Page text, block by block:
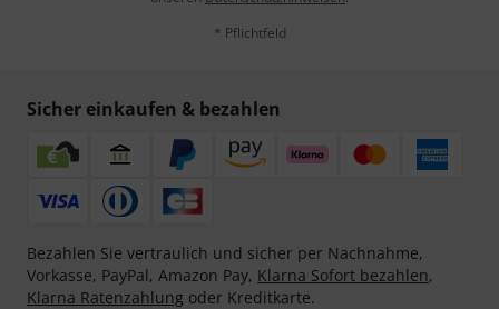
* Pflichtfeld
Sicher einkaufen & bezahlen
Bezahlen Sie vertraulich und sicher per Nachnahme,
Vorkasse, PayPal, Amazon Pay, Klarna Sofort bezahlen,
Klarna Ratenzahlung oder Kreditkarte.